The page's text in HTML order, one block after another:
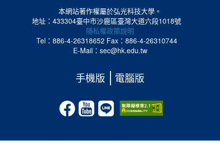
本網站著作權屬於弘光科技大學。
地址：433304臺中市沙鹿區臺灣大道六段1018號
隱私權政策說明
Tel：886-4-26318652 Fax：886-4-26310744
E-Mail：sec@hk.edu.tw
手機版 電腦版